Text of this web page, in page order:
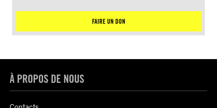
FAIRE UN DON
À PROPOS DE NOUS